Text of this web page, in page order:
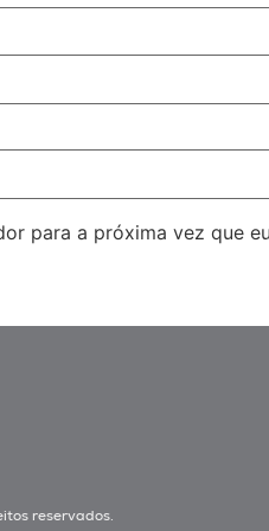
para a próxima vez que
reservados.